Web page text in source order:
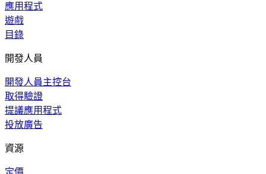
應用程式
遊戲
目錄
開發人員
開發人員主控台
取得驗證
提議應用程式
投放廣告
資源
定價